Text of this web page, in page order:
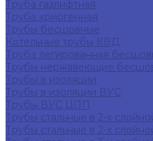
Труба газлифтная
Труба криогенная
Трубы бесшовные
Котельные трубы КВД
Труба легированная
Трубы нержавеющие
Трубы в изоляции
Трубы в изоляции ВУС
Трубы ВУС ЦПП
Трубы стальные в 2-х
Трубы стальные в 2-х